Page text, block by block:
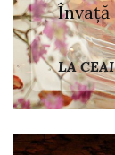
Învață
LA CEAI